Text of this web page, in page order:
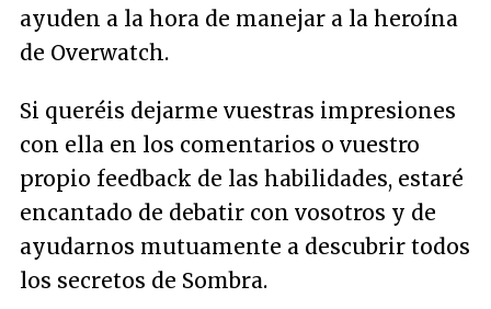
ayuden a la hora de manejar a la heroína
de Overwatch.
Si queréis dejarme vuestras impresiones
con ella en los comentarios o vuestro
propio feedback de las habilidades, estaré
encantado de debatir con vosotros y de
ayudarnos mutuamente a descubrir todos
los secretos de Sombra.